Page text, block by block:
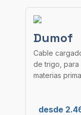
Dumof
Cable
de trigo, para
materias
desde